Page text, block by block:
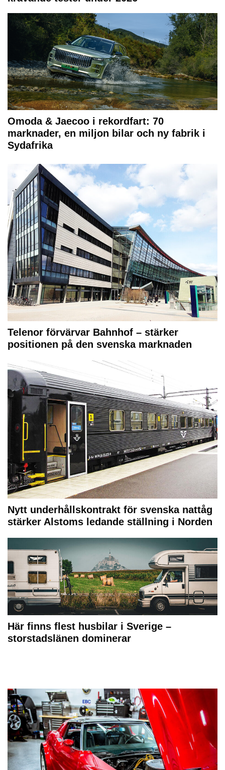
Omoda & Jaecoo i rekordfart: 70
marknader, en miljon bilar och ny fabrik i
Sydafrika
Telenor förvärvar Bahnhof – stärker
positionen på den svenska marknaden
Nytt underhållskontrakt för svenska nattåg
stärker Alstoms ledande ställning i Norden
Här finns flest husbilar i Sverige –
storstadslänen dominerar